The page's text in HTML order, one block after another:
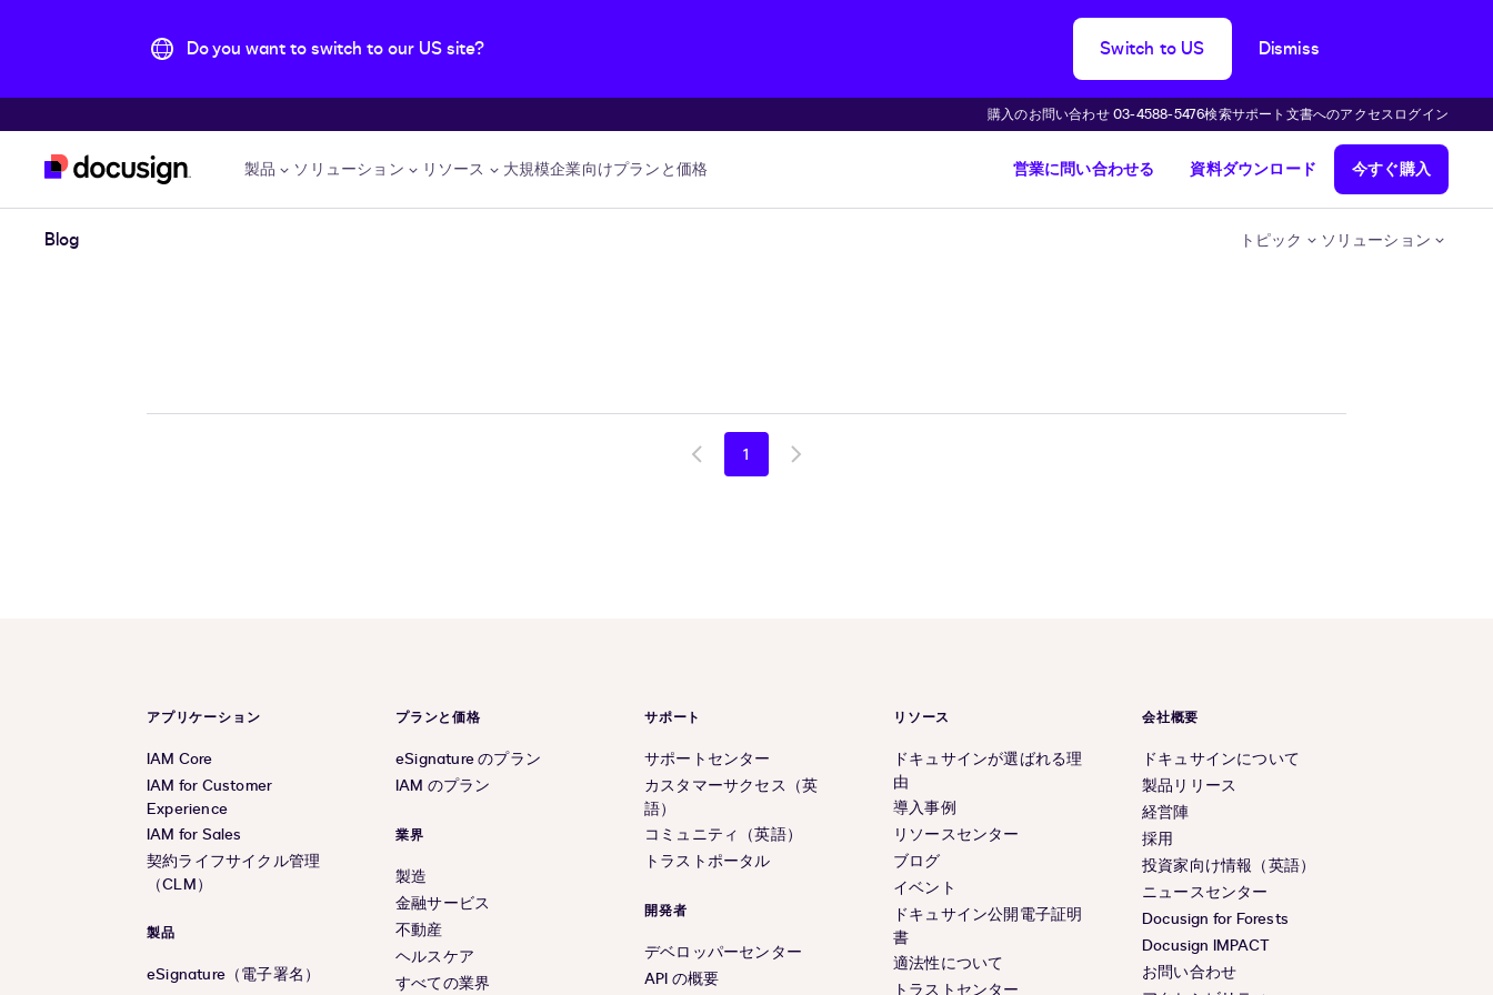
Do you want to switch to our US site? Switch to US Dismiss
購入のお問い合わせ 03-4588-5476検索サポート 文書へのアクセスログイン
製品 ソリューション リソース 大規模企業向けプランと価格 営業に問い合わせる 資料ダウンロード 今すぐ購入
Blog トピック ソリューション
Go
1
Go
アプリケーション
IAM Core
IAM for Customer
Experience
IAM for Sales
契約ライフサイクル管理
（CLM）
製品
eSignature（電子署名）
プランと価格
eSignature のプラン
IAM のプラン
業界
製造
金融サービス
不動産
ヘルスケア
すべての業界
サポート
サポートセンター
カスタマーサクセス（英
語）
コミュニティ（英語）
トラストポータル
開発者
デベロッパーセンター
API の概要
リソース
ドキュサインが選ばれる理
由
導入事例
リソースセンター
ブログ
イベント
ドキュサイン公開電子証明
書
適法性について
トラストセンター
会社概要
ドキュサインについて
製品リリース
経営陣
採用
投資家向け情報（英語）
ニュースセンター
Docusign for Forests
Docusign IMPACT
お問い合わせ